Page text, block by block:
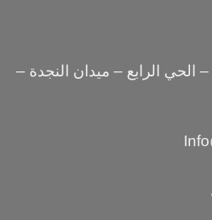
الحي الرابع – ميدان النجدة –